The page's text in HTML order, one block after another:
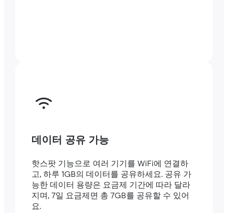
데이터 공유 가능
핫스팟 기능으로 여러 기기를 WiFi에 연결하
고, 하루 1GB의 데이터를 공유하세요. 공유 가
능한 데이터 용량은 요금제 기간에 따라 달라
지며, 7일 요금제면 총 7GB를 공유할 수 있어
요.